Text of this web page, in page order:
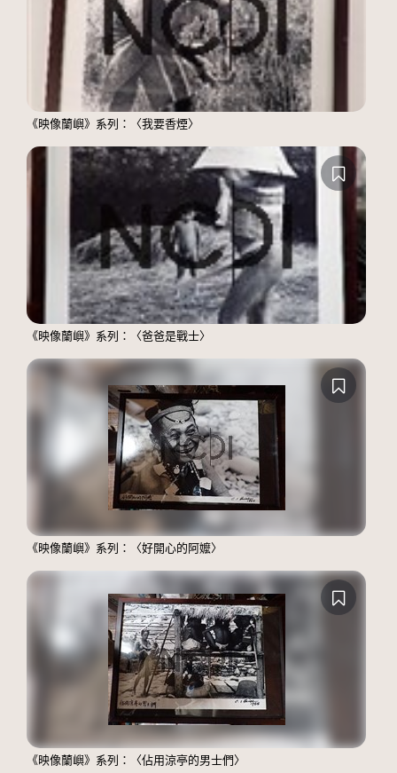
《映像蘭嶼》系列：〈我要香煙〉
《映像蘭嶼》系列：〈爸爸是戰士〉
《映像蘭嶼》系列：〈好開心的阿嬤〉
《映像蘭嶼》系列：〈佔用涼亭的男士們〉